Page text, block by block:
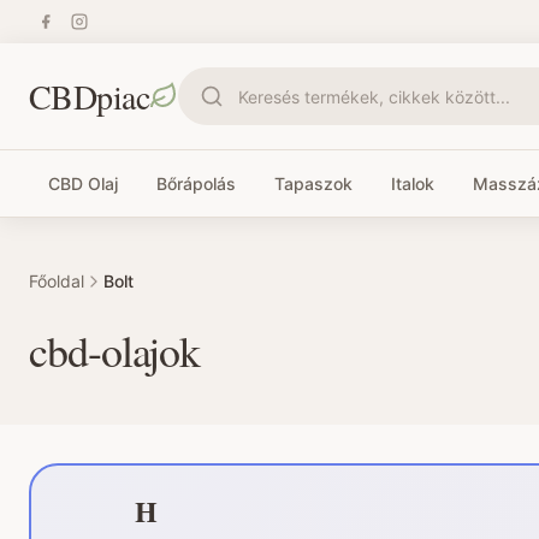
CBDpiac Keresés termékek, cikkek között...
CBD Olaj Bőrápolás Tapaszok Italok
Főoldal Bolt
cbd-olajok
H